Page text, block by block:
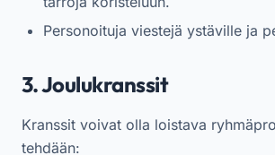
Personoituja viestejä ystäville ja
3. Joulukranssit
Kranssit voivat olla loistava
tehdään: